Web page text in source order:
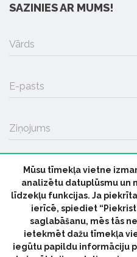
SAZINIES AR MUMS!
Vārds
E-pasts
Ziņojums
© 2026 parmuziku.lv,
Mūsu tīmekļa vietne
analizētu datuplūsmu un
līdzekļu funkcijas. Ja
ierīcē, spiediet
saglabāšanu, mēs tās
ietekmēt dažu tīmekļa
iegūtu papildu informāciju